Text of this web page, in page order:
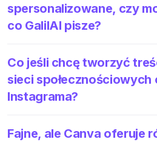
spersonalizowane, czy
co GalilAI pisze?
Co jeśli chcę tworzyć
sieci społecznościowych
Instagrama?
Fajne, ale Canva oferuje